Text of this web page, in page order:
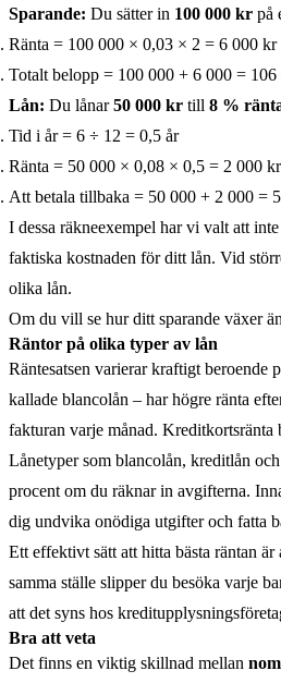
Sparande: Du sätter in 100 000 kr på
Ränta = 100 000 × 0,03 × 2 = 6 000 kr
Totalt belopp = 100 000 + 6 000 =
Lån: Du lånar50 000 kr till 8 %
Tid i år = 6 ÷ 12 = 0,5 år
Ränta = 50 000 × 0,08 × 0,5 = 2 000 kr
Att betala tillbaka = 50 000 + 2 000 =
I dessa räkneexempel har vi valt att
faktiska kostnaden för ditt lån. Vid
olika lån.
Om du vill se hur ditt sparande växer
Räntor på olika typer av lån
Räntesatsen varierar kraftigt beroende
kallade blancolån – har högre ränta
fakturan varje månad. Kreditkortsränta
Lånetyper som blancolån, kreditlån och
procent om du räknar in avgifterna.
dig undvika onödiga utgifter och fatta
Ett effektivt sätt att hitta bästa räntan
samma ställe slipper du besöka varje
att det syns hos
Bra att veta
Det finns en viktig skillnad mellan